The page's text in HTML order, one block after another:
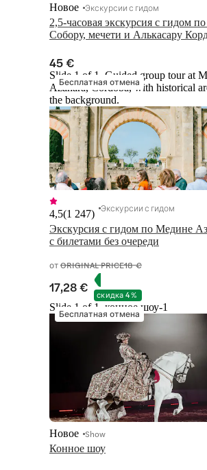
2,5-часовая экскурсия с гидом по
Собору, мечети и Алькасару
Новое Экскурсии с гидом
45 €
Бесплатная отмена
Slide 1 of 1, Guided group tour at
Azahara, Córdoba, with historical
the background.
Экскурсия с гидом по Медине
с билетами без очереди
4,5(1 247) Экскурсии с гидом
отORIGINAL PRICE18 €
17,28 € скидка 4 %
Бесплатная отмена
Slide 1 of 1, конное шоу-1
Конное шоу
Новое Show